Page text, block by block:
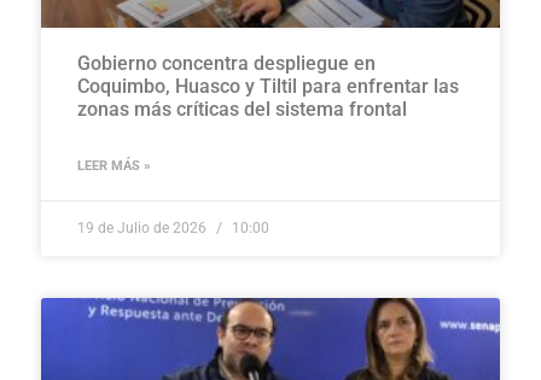
Gobierno concentra despliegue en
Coquimbo, Huasco y Tiltil para enfrentar las
zonas más críticas del sistema frontal
LEER MÁS »
19 de Julio de 2026 10:00